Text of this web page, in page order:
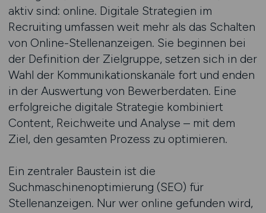
aktiv sind: online. Digitale Strategien im
Recruiting umfassen weit mehr als das Schalten
von Online-Stellenanzeigen. Sie beginnen bei
der Definition der Zielgruppe, setzen sich in der
Wahl der Kommunikationskanäle fort und enden
in der Auswertung von Bewerberdaten. Eine
erfolgreiche digitale Strategie kombiniert
Content, Reichweite und Analyse – mit dem
Ziel, den gesamten Prozess zu optimieren.
Ein zentraler Baustein ist die
Suchmaschinenoptimierung (SEO) für
Stellenanzeigen. Nur wer online gefunden wird,